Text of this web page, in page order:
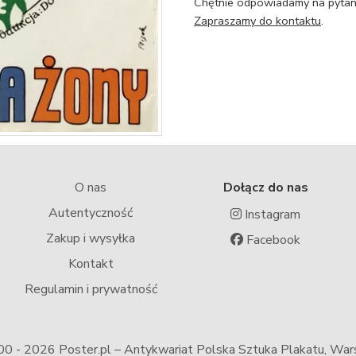
Zapraszamy do kontaktu.
O nas
Autentyczność
Zakup i wysyłka
Kontakt
Regulamin i prywatność
Dołącz do nas
Instagram
Facebook
- 2026 Poster.pl – Antykwariat Polska Sztuka Plakatu,